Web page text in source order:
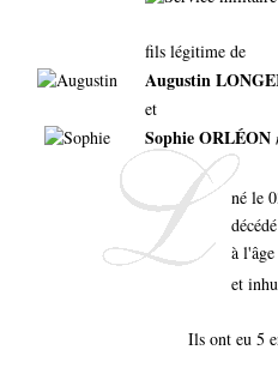
fils légitime de
Augustin
et
Sophie ORLÉON
né le
à
et
Ils ont eu 5